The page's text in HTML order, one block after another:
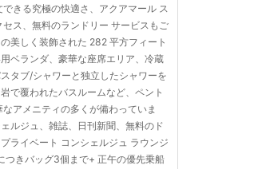
きる究極の快適さ、アクアマール ス
ス、無料のランドリー サービスもご
美しく装飾された 282 平方フィート
ベランダ、豪華な座席エリア、冷蔵
タブ/シャワーと独立したシャワーを
で覆われたバスルームなど、ペント
アメニティの多くが備わっていま
ルジュ、雑誌、日刊新聞、無料のド
ライベート コンシェルジュ ラウンジ
つきバッグ3個まで+ 正午の優先乗船